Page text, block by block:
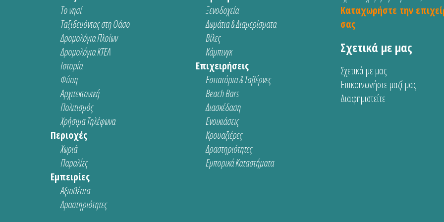
Το νησί
Ταξιδευόντας στη Θάσο
Δρομολόγια Πλοίων
Δρομολόγια ΚΤΕΛ
Ιστορία
Φύση
Αρχιτεκτονική
Πολιτισμός
Χρήσιμα Τηλέφωνα
Περιοχές
Χωριά
Παραλίες
Εμπειρίες
Αξιοθέατα
Δραστηριότητες
Ξενοδοχεία
Δωμάτια & Διαμερίσματα
Βίλες
Κάμπινγκ
Επιχειρήσεις
Εστιατόρια & Ταβέρνες
Beach Bars
Διασκέδαση
Ενοικιάσεις
Κρουαζιέρες
Δραστηριότητες
Εμπορικά Καταστήματα
Καταχωρήστε την
σας
Σχετικά με μας
Σχετικά με μας
Επικοινωνήστε μαζί μας
Διαφημιστείτε